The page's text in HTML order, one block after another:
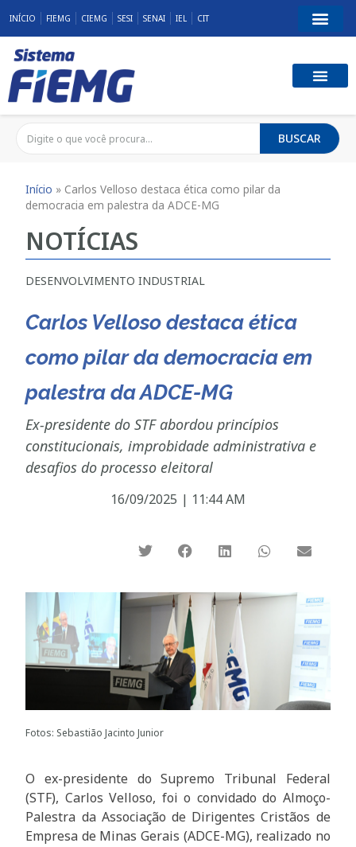
INÍCIO FIEMG CIEMG SESI SENAI IEL CIT
BUSCAR
Início » Carlos Velloso destaca ética como pilar da
democracia em palestra da ADCE-MG
NOTÍCIAS
DESENVOLVIMENTO INDUSTRIAL
Carlos Velloso destaca ética
como pilar da democracia em
palestra da ADCE-MG
Ex-presidente do STF abordou princípios
constitucionais, improbidade administrativa e
desafios do processo eleitoral
16/09/2025 | 11:44 AM
Fotos: Sebastião Jacinto Junior
O ex-presidente do Supremo Tribunal Federal
(STF), Carlos Velloso, foi o convidado do Almoço-
Palestra da Associação de Dirigentes Cristãos de
Empresa de Minas Gerais (ADCE-MG), realizado no